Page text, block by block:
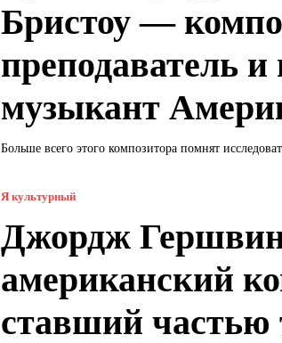
Бристоу —
преподаватель
музыкант
Больше всего этого композитора помнят
Я культурный
Джордж
американский
ставший частью